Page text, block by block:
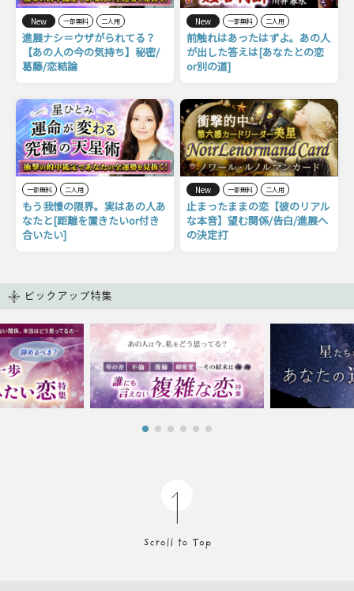
New 一部無料 二人用
進展ナシ＝ウザがられてる？
【あの人の今の気持ち】秘密/
葛藤/恋結論
New 一部無料 二人用
前触れはあったはずよ。あの人
が出した答えは[あなたとの恋
or別の道]
一部無料 二人用
もう我慢の限界。実はあの人あ
なたと[距離を置きたいor付き
合いたい]
New 一部無料 二人用
止まったままの恋【彼のリアル
な本音】望む関係/告白/進展へ
の決定打
ピックアップ特集